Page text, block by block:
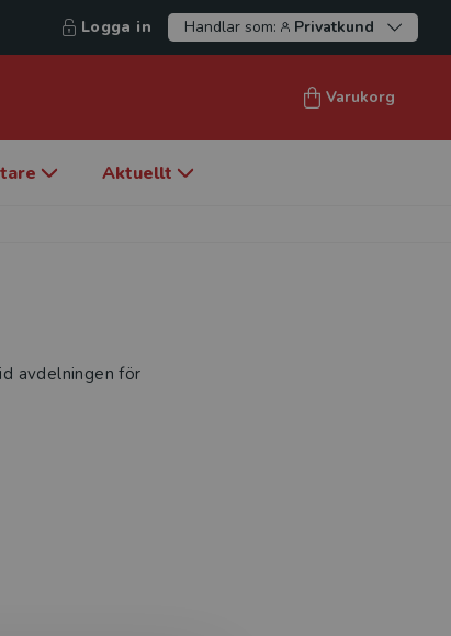
Logga in Handlar som: Privatkund
Varukorg
Aktuellt
avdelningen för